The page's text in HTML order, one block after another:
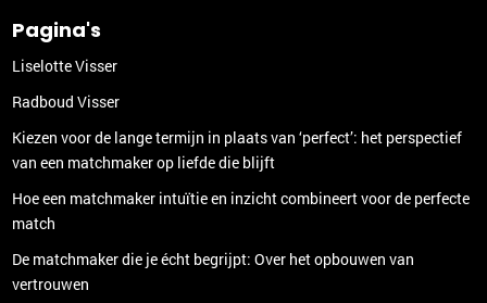
Pagina's
Liselotte Visser
Radboud Visser
Kiezen voor de lange termijn in plaats van ‘perfect’: het perspectief
van een matchmaker op liefde die blijft
Hoe een matchmaker intuïtie en inzicht combineert voor de perfecte
match
De matchmaker die je écht begrijpt: Over het opbouwen van
vertrouwen